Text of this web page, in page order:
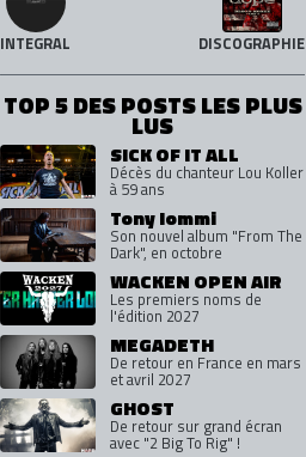
INTEGRAL DISCOGRAPHIE
TOP 5 DES POSTS LES PLUS
LUS
SICK OF IT ALL
Décès du chanteur Lou Koller
à 59 ans
Tony Iommi
Son nouvel album "From The
Dark", en octobre
WACKEN OPEN AIR
Les premiers noms de
l'édition 2027
MEGADETH
De retour en France en mars
et avril 2027
GHOST
De retour sur grand écran
avec "2 Big To Rig" !